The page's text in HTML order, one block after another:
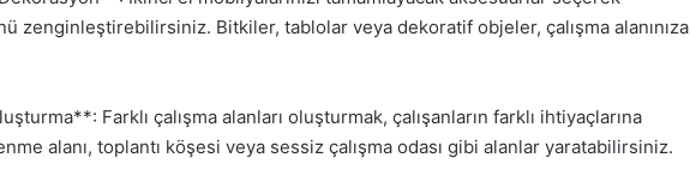
zenginleştirebilirsiniz. Bitkiler, tablolar veya dekoratif objeler, çalışma alanınıza
Farklı çalışma alanları oluşturmak, çalışanların farklı ihtiyaçlarına
alanı, toplantı köşesi veya sessiz çalışma odası gibi alanlar yaratabilirsiniz.